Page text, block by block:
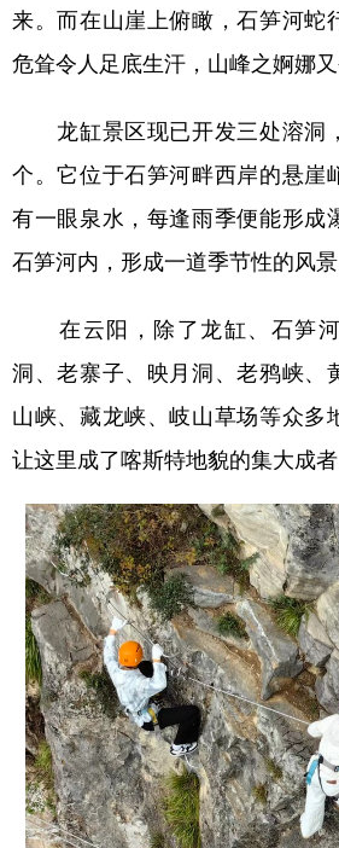
来。而在山崖上俯瞰，石笋河蛇
危耸令人足底生汗，山峰之婀娜又
龙缸景区现已开发三处溶洞
个。它位于石笋河畔西岸的悬崖
有一眼泉水，每逢雨季便能形成
石笋河内，形成一道季节性的风景
在云阳，除了龙缸、石笋河
洞、老寨子、映月洞、老鸦峡、
山峡、藏龙峡、岐山草场等众多
让这里成了喀斯特地貌的集大成者